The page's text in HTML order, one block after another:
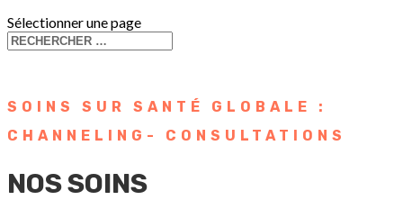
Sélectionner une page
SOINS SUR SANTÉ GLOBALE :
CHANNELING- CONSULTATIONS
NOS SOINS